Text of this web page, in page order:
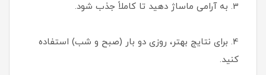
3. به آرامی ماساژ دهید تا کاملاً جذب شود.
4. برای نتایج بهتر، روزی دو بار (صبح و شب) استفاده
کنید.